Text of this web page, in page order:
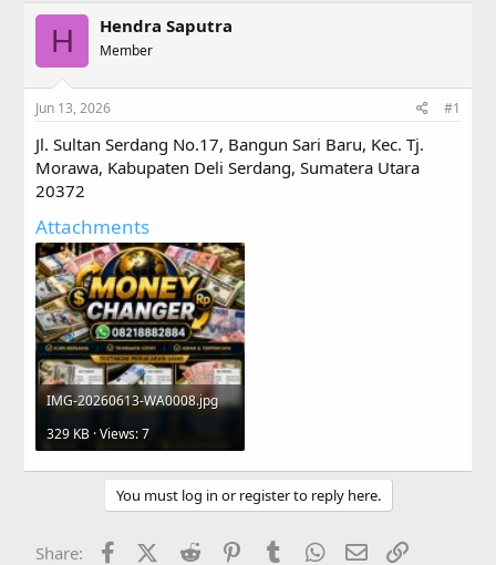
r
d
t
r
t
e
r
a
H Hendra Saputra
Member
Jun 13, 2026 #1
Jl. Sultan Serdang No.17, Bangun Sari Baru, Kec. Tj.
Morawa, Kabupaten Deli Serdang, Sumatera Utara
20372
Attachments
IMG-20260613-WA0008.jpg
329 KB · Views: 7
You must log in or register to reply here.
Share: FacebookX (Twitter)
Reddit PinterestTumblr WhatsApp
Email